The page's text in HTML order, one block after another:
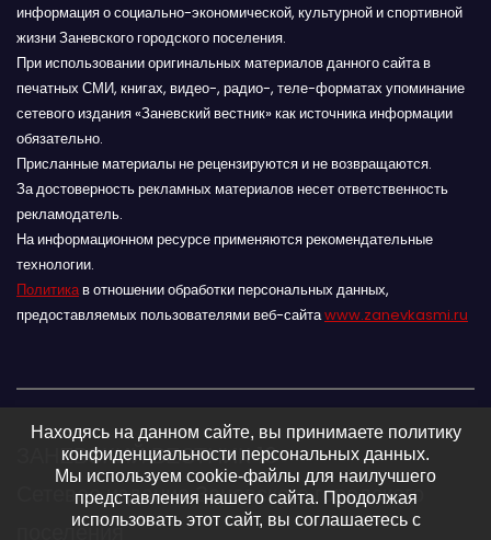
информация о социально-экономической, культурной и спортивной
жизни Заневского городского поселения.
При использовании оригинальных материалов данного сайта в
печатных СМИ, книгах, видео-, радио-, теле-форматах упоминание
сетевого издания «Заневский вестник» как источника информации
обязательно.
Присланные материалы не рецензируются и не возвращаются.
За достоверность рекламных материалов несет ответственность
рекламодатель.
На информационном ресурсе применяются рекомендательные
технологии.
Политикав отношении обработки персональных данных,
предоставляемых пользователями веб-сайтаwww.zanevkasmi.ru
ЗАНЕВСКИЙ ВЕСТНИК 16+
Сетевое издание Заневского городского
поселения
Находясь на данном сайте, вы принимаете политику
конфиденциальности персональных данных.
Мы используем cookie-файлы для наилучшего
представления нашего сайта. Продолжая
использовать этот сайт, вы соглашаетесь с